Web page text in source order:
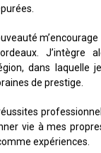
J’intègre
dans laquelle
de prestige.
vie à mes
expériences.